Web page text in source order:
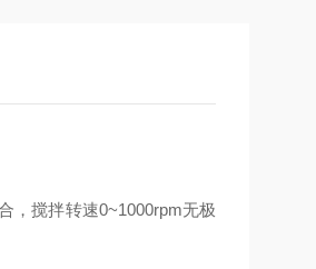
，搅拌转速0~1000rpm无极